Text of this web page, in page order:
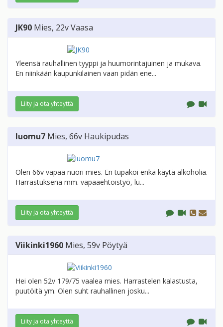
JK90 Mies, 22vVaasa
Yleensä rauhallinen tyyppi ja huumorintajuinen ja mukava.
En niinkään kaupunkilainen vaan pidän ene...
Liity ja ota yhteyttä
luomu7 Mies, 66v Haukipudas
Olen 66v vapaa nuori mies. En tupakoi enkä käytä alkoholia.
Harrastuksena mm. vapaaehtoistyö, lu...
Liity ja ota yhteyttä
Viikinki1960 Mies, 59v Pöytyä
Hei olen 52v 179/75 vaalea mies. Harrastelen kalastusta,
puutöitä ym. Olen suht rauhallinen josku...
Liity ja ota yhteyttä